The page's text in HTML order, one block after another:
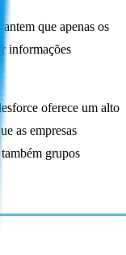
que apenas os
informações
oferece um alto
as empresas
grupos